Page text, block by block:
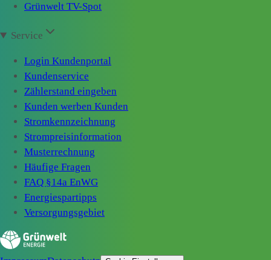
Grünwelt TV-Spot
Service
Login Kundenportal
Kundenservice
Zählerstand eingeben
Kunden werben Kunden
Stromkennzeichnung
Strompreisinformation
Musterrechnung
Häufige Fragen
FAQ §14a EnWG
Energiespartipps
Versorgungsgebiet